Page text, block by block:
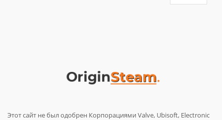
Этот сайт не был одобрен Корпорациями Valve, Ubisoft, Electronic